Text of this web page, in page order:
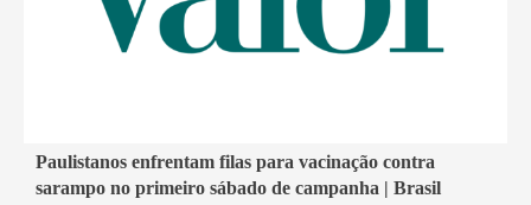
4 min read
Economia
Paulistanos enfrentam filas para vacinação contra
sarampo no primeiro sábado de campanha | Brasil